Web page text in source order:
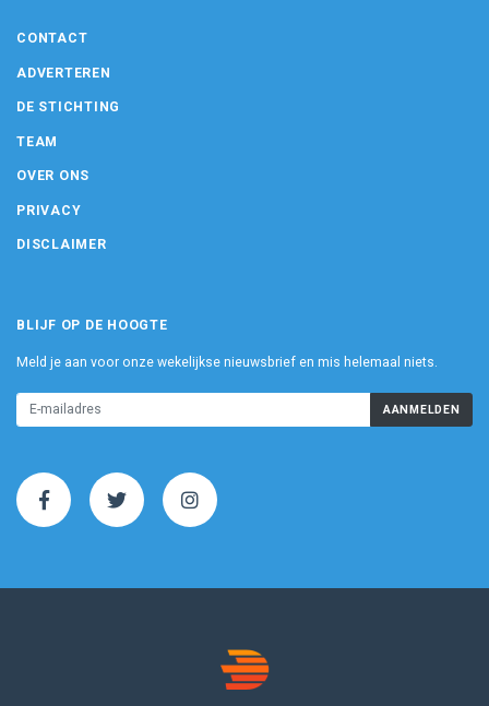
CONTACT
ADVERTEREN
DE STICHTING
TEAM
OVER ONS
PRIVACY
DISCLAIMER
BLIJF OP DE HOOGTE
Meld je aan voor onze wekelijkse nieuwsbrief en mis helemaal niets.
AANMELDEN